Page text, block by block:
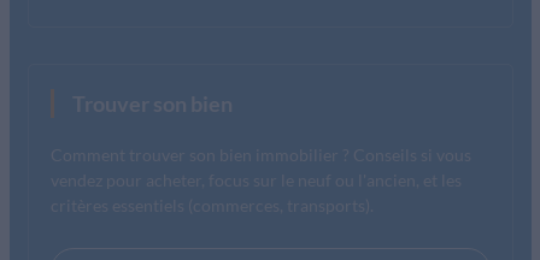
Trouver son bien
Comment trouver son bien immobilier ? Conseils si vous
vendez pour acheter, focus sur le neuf ou l'ancien, et les
critères essentiels (commerces, transports).